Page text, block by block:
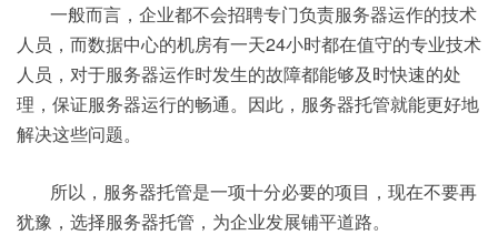
一般而言，企业都不会招聘专门负责服务器运作的技术
人员，而数据中心的机房有一天24小时都在值守的专业技术
人员，对于服务器运作时发生的故障都能够及时快速的处
理，保证服务器运行的畅通。因此，服务器托管就能更好地
解决这些问题。
所以，服务器托管是一项十分必要的项目，现在不要再
犹豫，选择服务器托管，为企业发展铺平道路。